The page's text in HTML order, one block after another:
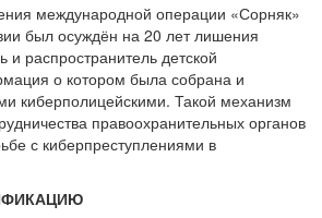
международной операции «Сорняк»
был осуждён на 20 лет лишения
и распространитель детской
о котором была собрана и
киберполицейскими. Такой механизм
правоохранительных органов
с киберпреступлениями в